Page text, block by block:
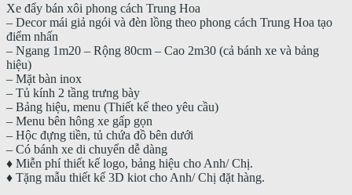
Xe đẩy bán xôi phong cách Trung Hoa
– Decor mái giả ngói và đèn lồng theo phong cách Trung Hoa tạo
điểm nhấn
– Ngang 1m20 – Rộng 80cm – Cao 2m30 (cả bánh xe và bảng
hiệu)
– Mặt bàn inox
– Tủ kính 2 tầng trưng bày
– Bảng hiệu, menu (Thiết kế theo yêu cầu)
– Menu bên hông xe gấp gọn
– Hộc đựng tiền, tủ chứa đồ bên dưới
– Có bánh xe di chuyển dễ dàng
♦️ Miễn phí thiết kế logo, bảng hiệu cho Anh/ Chị.
♦️ Tặng mẫu thiết kế 3D kiot cho Anh/ Chị đặt hàng.